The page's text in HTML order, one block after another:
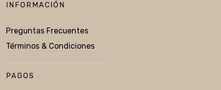
INFORMACIÓN
Preguntas Frecuentes
Términos & Condiciones
PAGOS